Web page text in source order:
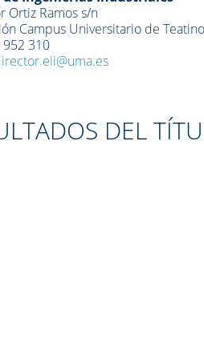
Ortiz Ramos s/n
Campus Universitario de
952 310
DEL